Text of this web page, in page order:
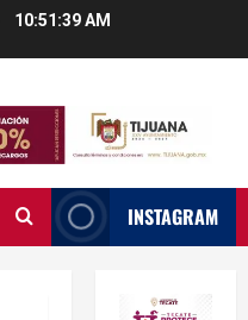
10:51:40 AM
INSTAGRAM